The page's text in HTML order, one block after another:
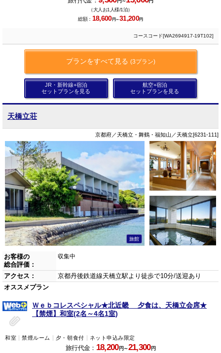
（大人お1人様/1泊）
総額： 18,600円～31,200円
コースコード[WA2694917-19T102]
プランをすべて見る (3プラン)
JR・新幹線+宿泊
セットプランを見る
航空+宿泊
セットプランを見る
天橋立荘
京都府／天橋立・舞鶴・福知山／天橋立[6231-111]
旅館
お客様の
総合評価：
収集中
アクセス：
京都丹後鉄道線天橋立駅より徒歩で10分/送迎あり
オススメプラン
Ｗｅｂコレスペシャル★北近畿 夕食は、天橋立会席★
【禁煙】和室(2名～4名1室)
和室 禁煙ルーム 夕・朝食付 ネット申込み限定
旅行代金： 18,200円～21,300円